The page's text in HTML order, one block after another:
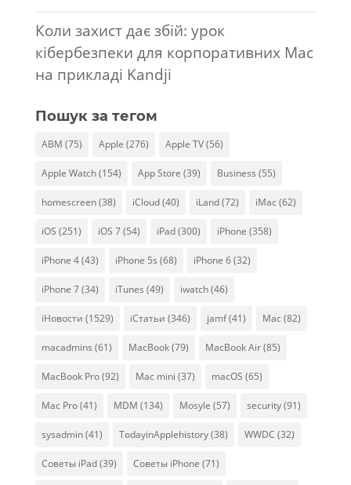
Коли захист дає збій: урок
кібербезпеки для корпоративних Mac
на прикладі Kandji
Пошук за тегом
ABM (75) Apple (276) Apple TV(56)
Apple Watch(154) App Store (39) Business (55)
homescreen(38) iCloud(40) iLand(72) iMac (62)
iOS (251) iOS 7(54) iPad(300) iPhone (358)
iPhone 4(43) iPhone 5s (68) iPhone 6(32)
iPhone 7(34) iTunes (49) iwatch(46)
iНовости (1529) iСтатьи (346) jamf(41) Mac (82)
macadmins (61) MacBook(79) MacBook Air(85)
MacBook Pro(92) Mac mini (37) macOS (65)
Mac Pro(41) MDM (134) Mosyle (57) security(91)
sysadmin(41) TodayinApplehistory(38) WWDC (32)
Советы iPad(39) Советы iPhone (71)